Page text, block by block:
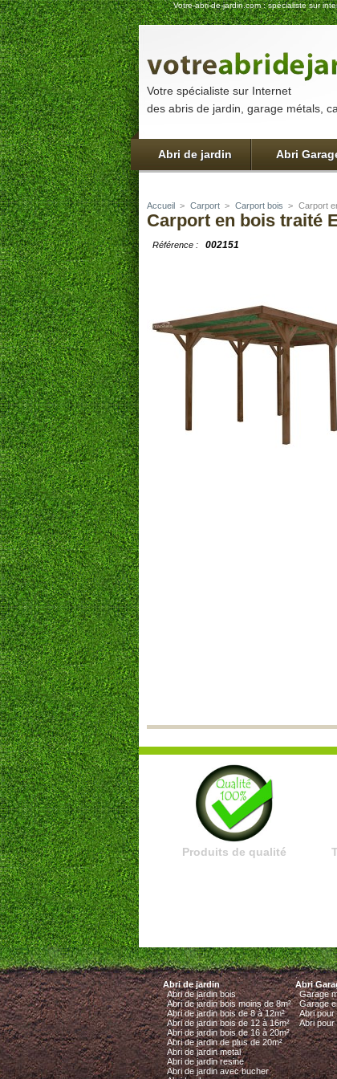
Votre-abri-de-jardin.com : spécialiste sur
Abri de jardin Abri
Votre spécialiste sur Internet
des abris de jardin, garage métals,
Accueil > Carport > Carport bois > Carport
Carport en bois traité
Référence : 002151
Produits de qualité
Abri de jardin
Abri de jardin bois
Abri de jardin bois moins de 8m²
Abri de jardin bois de 8 à 12m²
Abri de jardin bois de 12 à 16m²
Abri de jardin bois de 16 à 20m²
Abri de jardin de plus de 20m²
Abri de jardin metal
Abri de jardin resine
Abri de jardin avec bucher
Abri
Garage
Garage
Abri pour
Abri pour